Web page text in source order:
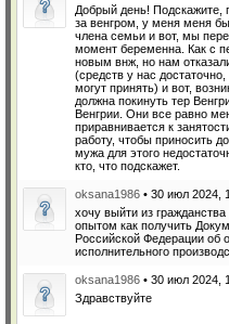
Добрый день! Подскажите,
за венгром, у меня меня
члена семьи и вот, мы
момент беременна. Как с
новым внж, но нам
(средств у нас
могут принять) и вот,
должна покинуть тер
Венгрии. Они все равно
приравнивается к
работу, чтобы приносить
мужа для этого
кто, что подскажет.
oksana1986 • 30 июл 2024,
хочу выйти из
опытом как получить
Российской Федерации об
исполнительного
oksana1986 • 30 июл 2024,
Здравствуйте